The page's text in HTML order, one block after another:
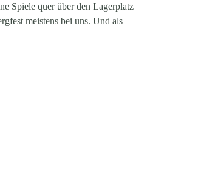
Spiele quer über den Lagerplatz
meistens bei uns. Und als